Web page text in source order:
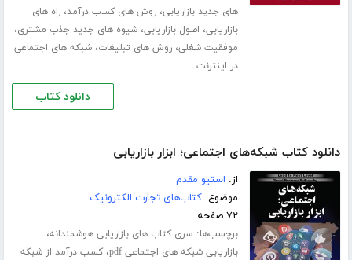
های جدید بازاریابی،روش های کسب درآمد،راه های
بازاریابی، اصول بازاریابی،شیوه های جدید جذب مشتری،
موفقیت شغلی،روش های تبلیغات،شبکه های اجتماعی
در اینترنت
دانلود کتاب
دانلود کتاب شبکه‌های اجتماعی؛ ابزار بازاریابی
از: استیو مقدم
موضوع:کتاب‌های تجارت الکترونیک
۷۲ صفحه
برچسب‌ها: سری کتاب های بازاریابی هوشمندانه،
بازاریابی شبکه های اجتماعی pdf ،کسب درآمد از شبکه